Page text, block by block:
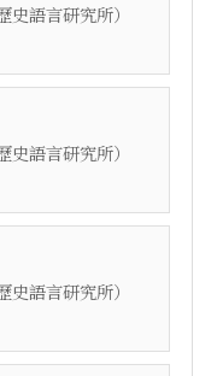
語言研究所）
語言研究所）
語言研究所）